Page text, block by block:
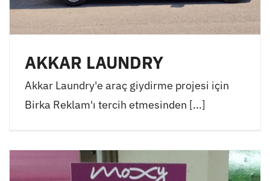
AKKAR LAUNDRY
Akkar Laundry'e araç giydirme projesi için
Birka Reklam'ı tercih etmesinden [...]